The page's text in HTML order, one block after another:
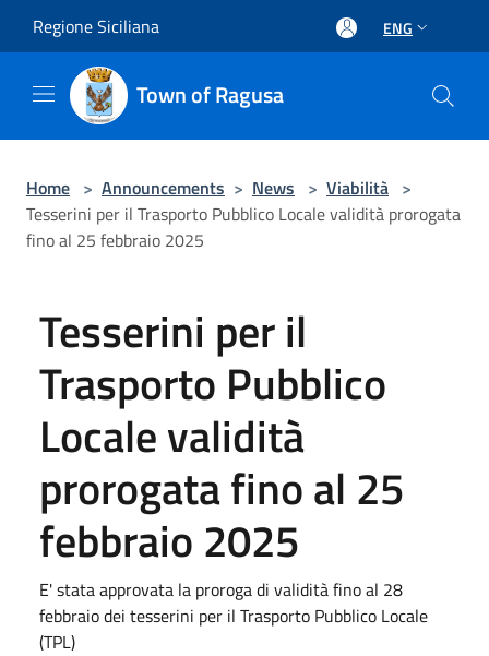
Regione Siciliana ENG
Town of Ragusa
Home > Announcements > News > Viabilità >
Tesserini per il Trasporto Pubblico Locale validità prorogata
fino al 25 febbraio 2025
Tesserini per il
Trasporto Pubblico
Locale validità
prorogata fino al 25
febbraio 2025
E' stata approvata la proroga di validità fino al 28
febbraio dei tesserini per il Trasporto Pubblico Locale
(TPL)